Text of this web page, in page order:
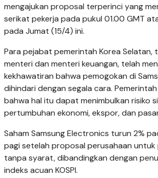
mengajukan proposal terperinci yang
serikat pekerja pada pukul 01.00 GMT
pada Jumat (15/4) ini.
Para pejabat pemerintah Korea Selatan,
menteri dan menteri keuangan, telah
kekhawatiran bahwa pemogokan di
dihindari dengan segala cara.
bahwa hal itu dapat menimbulkan risiko
pertumbuhan ekonomi, ekspor, dan
Saham Samsung Electronics turun 2%
pagi setelah proposal perusahaan untuk
tanpa syarat, dibandingkan dengan
indeks acuan KOSPI.